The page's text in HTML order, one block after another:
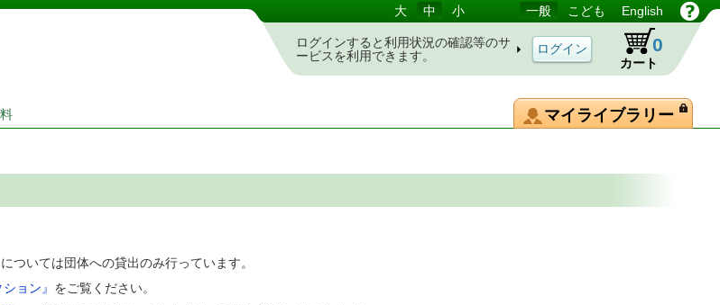
検索・予約システム 大 中 小 一般 こども English
ログインすると利用状況の確認等のサ
ービスを利用できます。
カート
0
マイライブラリー
ついては団体への貸出のみ行っています。
ョン』 をご覧ください。